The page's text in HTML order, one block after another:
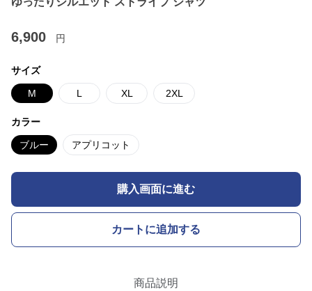
6,900 円
サイズ
M L XL 2XL
カラー
ブルー アプリコット
購入画面に進む
カートに追加する
商品説明